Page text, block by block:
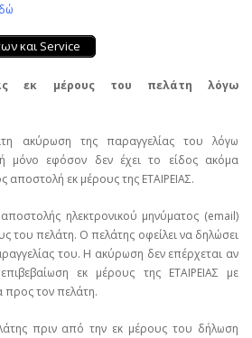
και Service
εκ μέρους του πελάτη λόγω
ακύρωση της παραγγελίας του λόγω
μόνο εφόσον δεν έχει το είδος ακόμα
αποστολή εκ μέρους της ΕΤΑΙΡΕΙΑΣ.
ηλεκτρονικού μηνύματος (email)
του πελάτη. Ο πελάτης οφείλει να δηλώσει
του. Η ακύρωση δεν επέρχεται αν
εκ μέρους της ΕΤΑΙΡΕΙΑΣ με
προς τον πελάτη.
πριν από την εκ μέρους του δήλωση